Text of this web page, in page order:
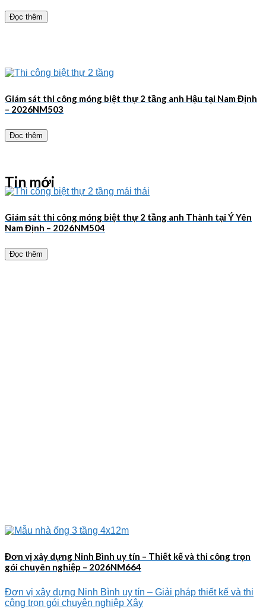
Đọc thêm
Giám sát thi công móng biệt thự 2 tầng anh Hậu tại Nam Định
– 2026NM503
Đọc thêm
Giám sát thi công móng biệt thự 2 tầng anh Thành tại Ý Yên
Nam Định – 2026NM504
Đọc thêm
Tin mới
Đơn vị xây dựng Ninh Bình uy tín – Thiết kế và thi công trọn
gói chuyên nghiệp – 2026NM664
Đơn vị xây dựng Ninh Bình uy tín – Giải pháp thiết kế và thi
công trọn gói chuyên nghiệp Xây